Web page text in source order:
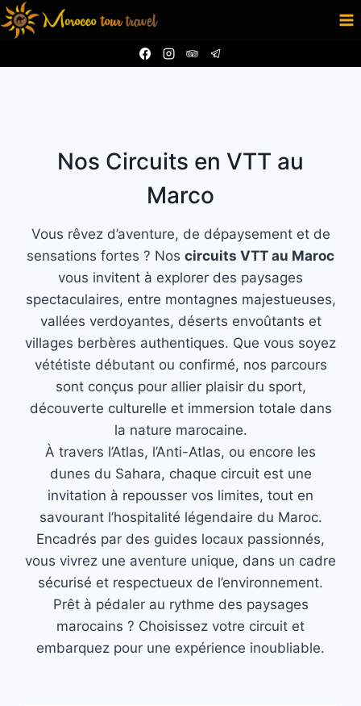
Aller
au
Nos Circuits en VTT au
Marco
Vous rêvez d’aventure, de dépaysement et de
sensations fortes ? Nos circuits VTT au Maroc
vous invitent à explorer des paysages
spectaculaires, entre montagnes majestueuses,
vallées verdoyantes, déserts envoûtants et
villages berbères authentiques. Que vous soyez
vététiste débutant ou confirmé, nos parcours
sont conçus pour allier plaisir du sport,
découverte culturelle et immersion totale dans
la nature marocaine.
À travers l’Atlas, l’Anti-Atlas, ou encore les
dunes du Sahara, chaque circuit est une
invitation à repousser vos limites, tout en
savourant l’hospitalité légendaire du Maroc.
Encadrés par des guides locaux passionnés,
vous vivrez une aventure unique, dans un cadre
sécurisé et respectueux de l’environnement.
Prêt à pédaler au rythme des paysages
marocains ? Choisissez votre circuit et
embarquez pour une expérience inoubliable.